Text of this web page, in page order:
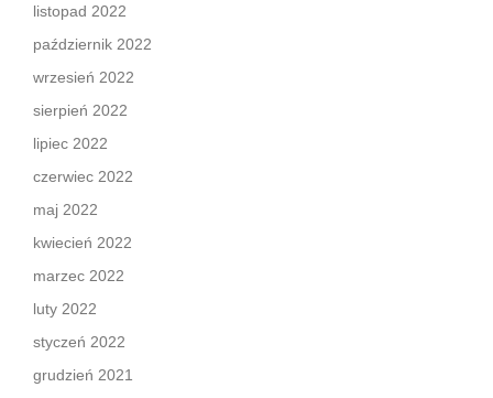
listopad 2022
październik 2022
wrzesień 2022
sierpień 2022
lipiec 2022
czerwiec 2022
maj 2022
kwiecień 2022
marzec 2022
luty 2022
styczeń 2022
grudzień 2021